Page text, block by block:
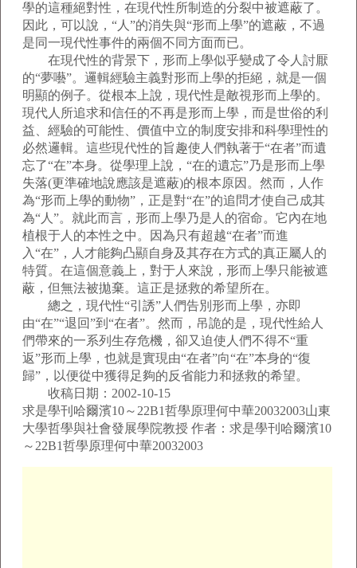
學的這種絕對性，在現代性所制造的分裂中被遮蔽了。
因此，可以說，“人”的消失與“形而上學”的遮蔽，不過
是同一現代性事件的兩個不同方面而已。
在現代性的背景下，形而上學似乎變成了令人討厭
的“夢囈”。邏輯經驗主義對形而上學的拒絕，就是一個
明顯的例子。從根本上說，現代性是敵視形而上學的。
現代人所追求和信任的不再是形而上學，而是世俗的利
益、經驗的可能性、價值中立的制度安排和科學理性的
必然邏輯。這些現代性的旨趣使人們執著于“在者”而遺
忘了“在”本身。從學理上說，“在的遺忘”乃是形而上學
失落(更準確地說應該是遮蔽)的根本原因。然而，人作
為“形而上學的動物”，正是對“在”的追問才使自己成其
為“人”。就此而言，形而上學乃是人的宿命。它內在地
植根于人的本性之中。因為只有超越“在者”而進
入“在”，人才能夠凸顯自身及其存在方式的真正屬人的
特質。在這個意義上，對于人來說，形而上學只能被遮
蔽，但無法被拋棄。這正是拯救的希望所在。
總之，現代性“引誘”人們告別形而上學，亦即
由“在”“退回”到“在者”。然而，吊詭的是，現代性給人
們帶來的一系列生存危機，卻又迫使人們不得不“重
返”形而上學，也就是實現由“在者”向“在”本身的“復
歸”，以便從中獲得足夠的反省能力和拯救的希望。
收稿日期：2002-10-15
求是學刊哈爾濱10～22B1哲學原理何中華20032003山東
大學哲學與社會發展學院教授 作者：求是學刊哈爾濱10
～22B1哲學原理何中華20032003